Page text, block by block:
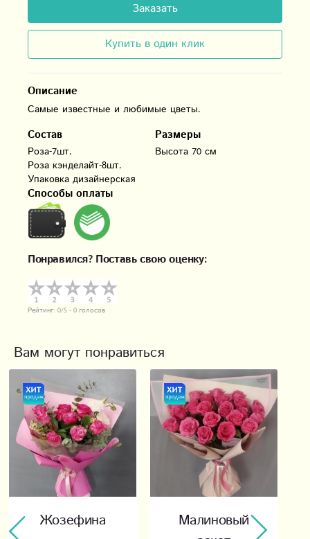
Заказать
Купить в один клик
Описание
Самые известные и любимые цветы.
Состав
Роза-7шт.
Роза кэнделайт-8шт.
Размеры
Высота 70 см
Способы оплаты
Понравился? Поставь свою оценку:
Рейтинг: 0/5 - 0 голосов
Вам могут понравиться
Жозефина
Малиновый